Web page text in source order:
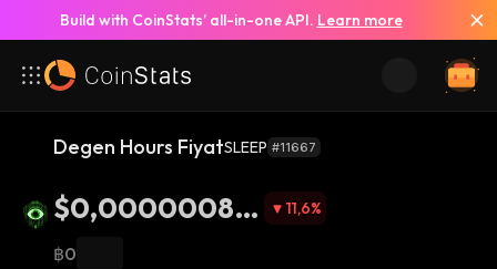
Build with CoinStats’ all-in-one API. Learn more
Degen Hours FiyatSLEEP #11667
$0,00000080
4
11,6%
฿0